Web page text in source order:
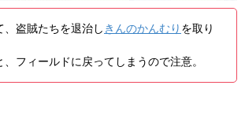
、盗賊たちを退治し きんのかんむり を取り
フィールドに戻ってしまうので注意。